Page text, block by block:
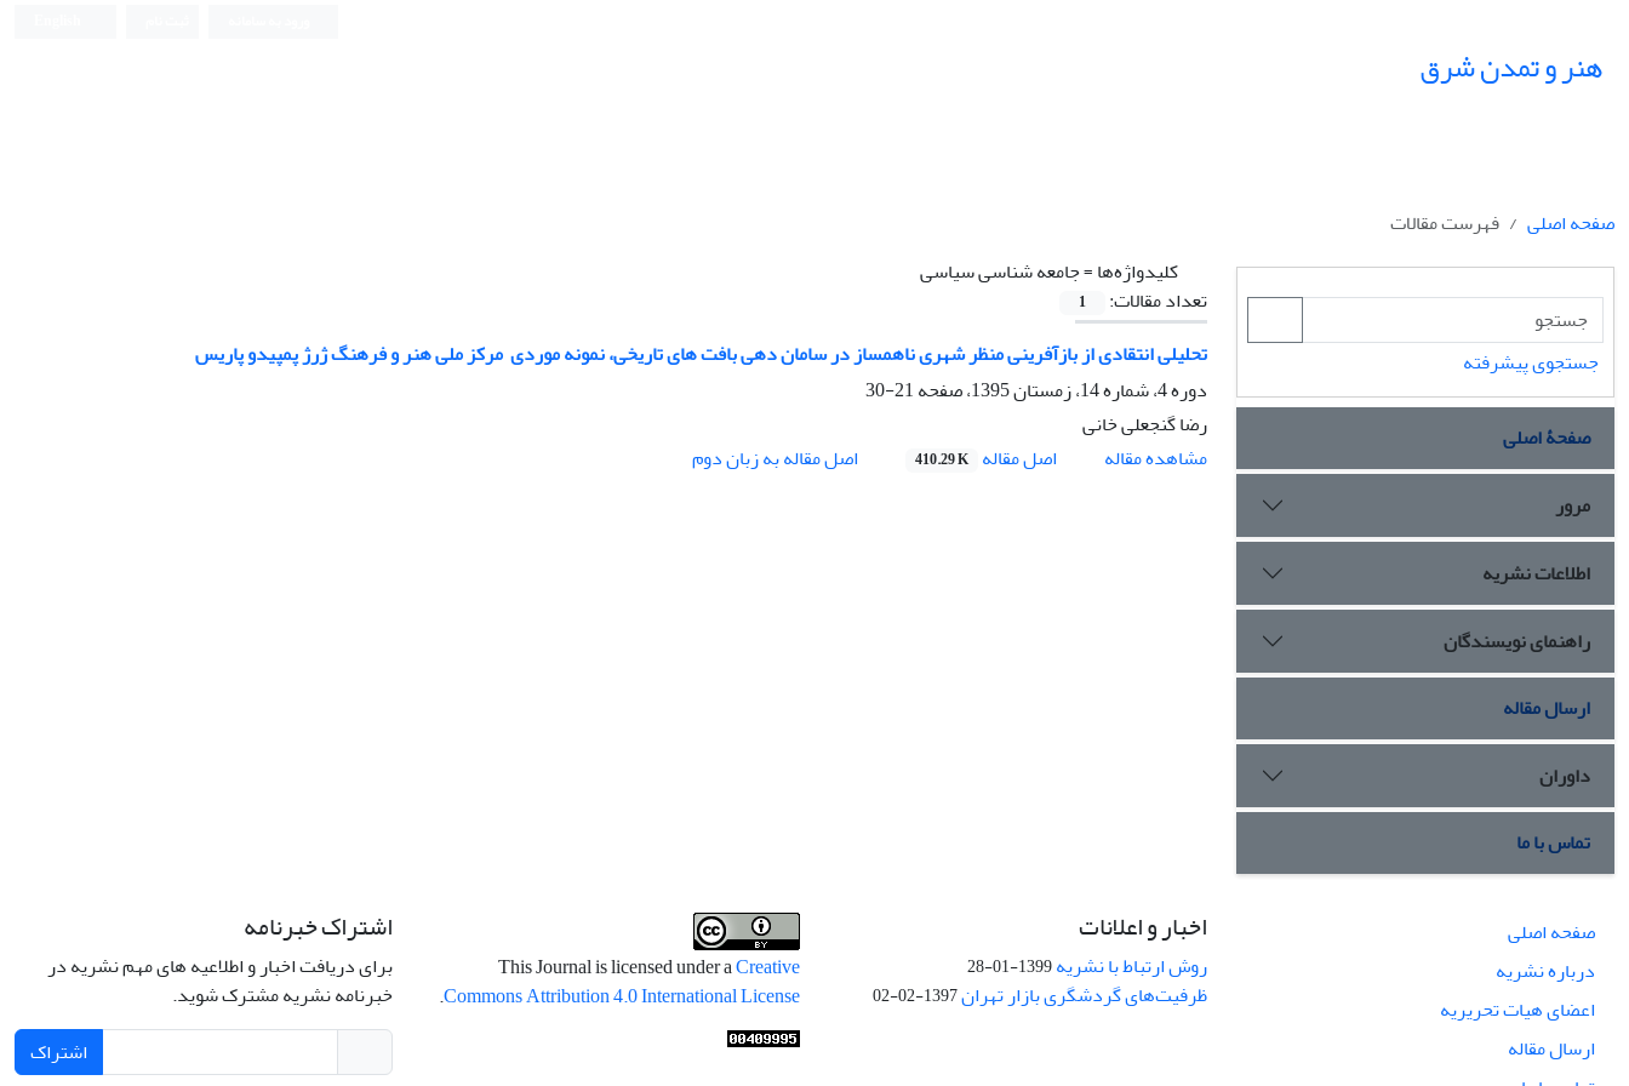
هنر و تمدن شرق
صفحه اصلی
فهرست مقالات
کلیدواژه‌ها =جامعه شناسی سیاسی
تعداد مقالات:
1
تحلیلی انتقادی از بازآفرینی منظر شهری ناهمساز در سامان دهی بافت های تاریخی، نمونه موردی مرکز ملی هنر و فرهنگ ژرژ پمپیدو پاریس
دوره 4، شماره 14، زمستان 1395، صفحه
21-30
رضا گنجعلی خانی
مشاهده مقاله
اصل مقاله 410.29 K اصل مقاله به زبان دوم
جستجوی پیشرفته
صفحۀ اصلی
مرور
اطلاعات نشریه
راهنمای نویسندگان
ارسال مقاله
داوران
تماس با ما
صفحه اصلی
درباره نشریه
اعضای هیات تحریریه
ارسال مقاله
اخبار و اعلانات
روش ارتباط با نشریه1399-01-28
ظرفیت‌های گردشگری بازار تهران1397-02-02
This Journal is licensed under aCreative
Commons Attribution 4.0 International License
.
اشتراک خبرنامه
برای دریافت اخبار و اطلاعیه های مهم نشریه در
خبرنامه نشریه مشترک شوید.
اشتراک